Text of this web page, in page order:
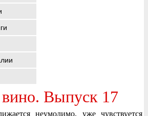
Выпуск 17
неумолимо, уже чувствуется